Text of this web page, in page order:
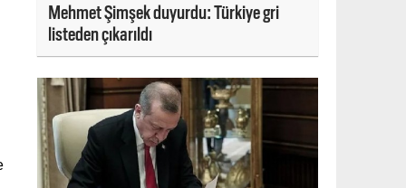
Mehmet Şimşek duyurdu: Türkiye gri
listeden çıkarıldı